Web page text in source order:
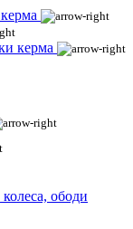
керма
ободи